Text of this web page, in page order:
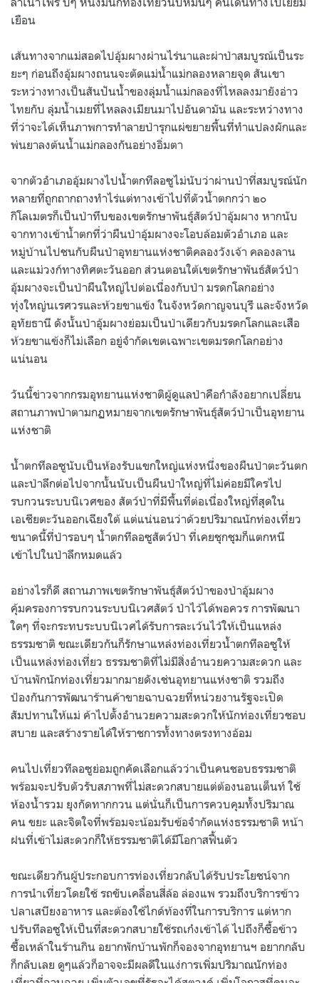
เยือน
เส้นทางจากแม่สอดไปอุ้มผางผ่านไร่นาและผ่าป่าสมบูรณ์เป็นระ
ยะๆ ก่อนถึงอุ้มผางถนนจะตัดแม่น้ำแม่กลองหลายจุด สันเขา
ระหว่างทางเป็นสันปันน้ำของลุ่มน้ำแม่กลองที่ไหลลงมายังอ่าว
ไทยกับ ลุ่มน้ำเมยที่ไหลลงเมียนมาไปอันดามัน และระหว่างทาง
ที่ว่าจะได้เห็นภาพการทำลายป่ารุกแผ่ขยายพื้นที่ทำแปลงผักและ
พ่นยาลงต้นน้ำแม่กลองกันอย่างอิ่มตา
จากตัวอำเภออุ้มผางไปน้ำตกทีลอซูไม่นับว่าผ่านป่าที่สมบูรณ์นัก
หลายที่ถูกถากถางทำไร่แต่ทางเข้าไปที่ตัวน้ำตกกว่า ๒๐
กิโลเมตรก็เป็นป่าทึบของเขตรักษาพันธุ์สัตว์ป่าอุ้มผาง หากนับ
จากทางเข้าน้ำตกที่ว่าผืนป่าอุ้มผางจะโอบล้อมตัวอำเภอ และ
หมู่บ้านไปชนกับผืนป่าอุทยานแห่งชาติคลองวังเจ้า คลองลาน
และแม่วงก์ทางทิศตะวันออก ส่วนตอนใต้เขตรักษาพันธ์สัตว์ป่า
อุ้มผางจะเป็นป่าผืนใหญ่ไปต่อเนื่องกับป่า มรดกโลกอย่าง
ทุ่งใหญ่นเรศวรและห้วยขาแข้ง ในจังหวัดกาญจนบุรี และจังหวัด
อุทัยธานี ดังนั้นป่าอุ้มผางย่อมเป็นป่าเดียวกับมรดกโลกและเสือ
ห้วยขาแข้งก็ไม่เลือก อยู่จำกัดเขตเฉพาะเขตมรดกโลกอย่าง
แน่นอน
วันนี้ข่าวจากกรมอุทยานแห่งชาติผู้ดูแลป่าคือกำลังอยากเปลี่ยน
สถานภาพป่าตามกฏหมายจากเขตรักษาพันธุ์สัตว์ป่าเป็นอุทยาน
แห่งชาติ
น้ำตกทีลอซูนับเป็นห้องรับแขกใหญ่แห่งหนึ่งของผืนป่าตะวันตก
และป่าลึกต่อไปจากนั้นนับเป็นผืนป่าใหญ่ที่ไม่ค่อยมีใครไป
รบกวนระบบนิเวศของ สัตว์ป่าที่มีพื้นที่ต่อเนื่องใหญ่ที่สุดใน
เอเชียตะวันออกเฉียงใต้ แต่แน่นอนว่าด้วยปริมาณนักท่องเที่ยว
ขนาดนี้ที่ป่ารอบๆ น้ำตกทีลอซูสัตว์ป่า ที่เคยชุกชุมก็แตกหนี
เข้าไปในป่าลึกหมดแล้ว
อย่างไรก็ดี สถานภาพเขตรักษาพันธุ์สัตว์ป่าของป่าอุ้มผาง
คุ้มครองการรบกวนระบบนิเวศสัตว์ ป่าไว้ได้พอควร การพัฒนา
ใดๆ ที่จะกระทบระบบนิเวศได้รับการละเว้นไว้ให้เป็นแหล่ง
ธรรมชาติ ขณะเดียวกันก็รักษาแหล่งท่องเที่ยวน้ำตกทีลอซูให้
เป็นแหล่งท่องเที่ยว ธรรมชาติที่ไม่มีสิ่งอำนวยความสะดวก และ
บ้านพักนักท่องเที่ยวมากมายดังเช่นอุทยานแห่งชาติ รวมถึง
ป้องกันการพัฒนาร้านค้าขายฉาบฉวยที่หน่วยงานรัฐจะเปิด
สัมปทานให้แม่ ค้าไปตั้งอำนวยความสะดวกให้นักท่องเที่ยวชอบ
สบาย และสร้างรายได้ให้ราชการทั้งทางตรงทางอ้อม
คนไปเที่ยวทีลอซูย่อมถูกคัดเลือกแล้วว่าเป็นคนชอบธรรมชาติ
พร้อมจะปรับตัวรับสภาพที่ไม่สะดวกสบายแต่ต้องนอนเต็นท์ ใช้
ห้องน้ำรวม ยุงกัดทากกวน แต่นั่นก็เป็นการควบคุมทั้งปริมาณ
คน ขยะ และจิตใจที่พร้อมจะน้อมรับข้อจำกัดแห่งธรรมชาติ หน้า
ฝนที่เข้าไม่สะดวกก็ให้ธรรมชาติได้มีโอกาสฟื้นตัว
ขณะเดียวกันผู้ประกอบการท่องเที่ยวกลับได้รับประโยชน์จาก
การนำเที่ยวโดยใช้ รถขับเคลื่อนสี่ล้อ ล่องแพ รวมถึงบริการข้าว
ปลาเสบียงอาหาร และต้องใช้ไกด์ท้องที่ในการบริการ แต่หาก
ปรับทีลอซูให้เป็นที่สะดวกสบายใช้รถเก๋งเข้าได้ ไปถึงก็ซื้อข้าว
ซื้อเหล้าในร้านกิน อยากพักบ้านพักก็จองจากอุทยานฯ อยากกลับ
ก็กลับเลย ดูๆแล้วก็อาจจะมีผลดีในแง่การเพิ่มปริมาณนักท่อง